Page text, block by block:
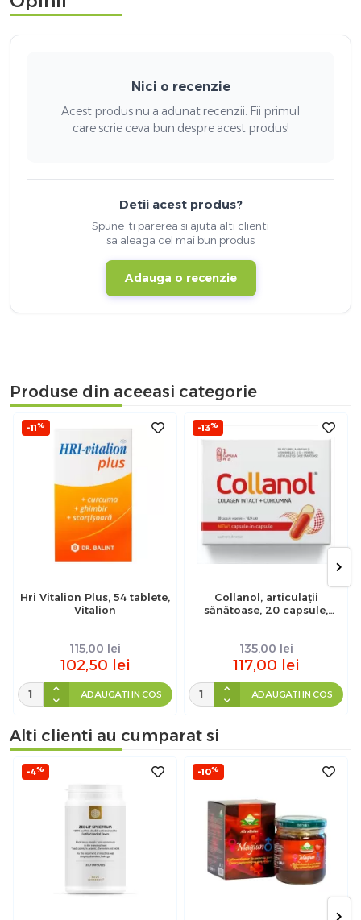
Nici o recenzie
Acest produs nu a adunat recenzii. Fii primul
care scrie ceva bun despre acest produs!
Detii acest produs?
Spune-ti parerea si ajuta alti clienti
sa aleaga cel mai bun produs
Adauga o recenzie
Produse din aceeasi categorie
-11%
Hri Vitalion Plus, 54 tablete,
Vitalion
115,00 lei
102,50 lei
ADAUGATI IN COS
-13%
Collanol, articulații
sănătoase, 20 capsule,
135,00 lei
117,00 lei
ADAUGATI IN COS
Alti clienti au cumparat si
-4% -10%